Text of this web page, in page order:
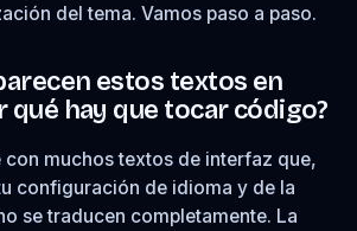
del tema. Vamos paso a paso.
estos textos en
qué hay que tocar código?
con muchos textos de interfaz que,
configuración de idioma y de la
se traducen completamente. La